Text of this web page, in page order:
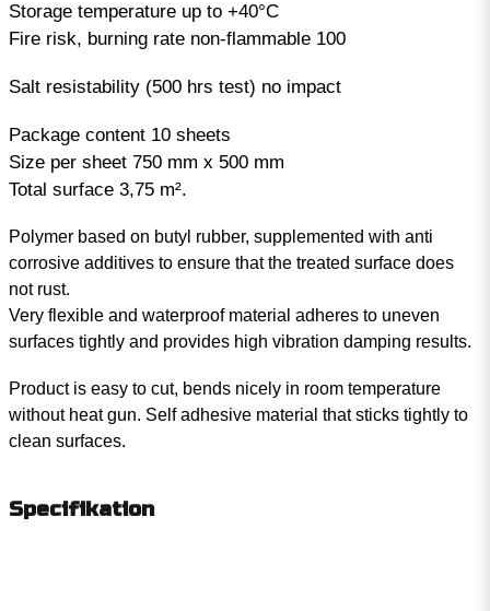
Storage temperature up to +40°C
Fire risk, burning rate non-flammable 100
Salt resistability (500 hrs test) no impact
Package content 10 sheets
Size per sheet 750 mm x 500 mm
Total surface 3,75 m².
Polymer based on butyl rubber, supplemented with anti
corrosive additives to ensure that the treated surface does
not rust.
Very flexible and waterproof material adheres to uneven
surfaces tightly and provides high vibration damping results.
Product is easy to cut, bends nicely in room temperature
without heat gun. Self adhesive material that sticks tightly to
clean surfaces.
Specifikation